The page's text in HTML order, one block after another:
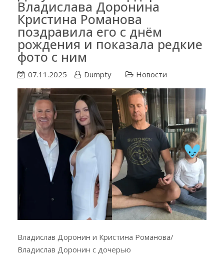
Владислава Доронина
Кристина Романова
поздравила его с днём
рождения и показала редкие
фото с ним
07.11.2025 Dumpty Новости
Владислав Доронин и Кристина Романова/
Владислав Доронин с дочерью